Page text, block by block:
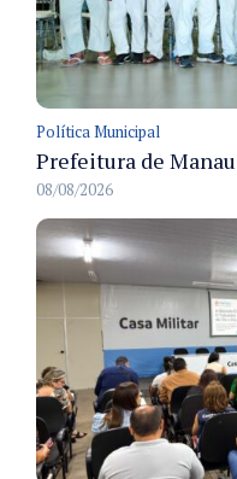
Política Municipal
08/08/2026